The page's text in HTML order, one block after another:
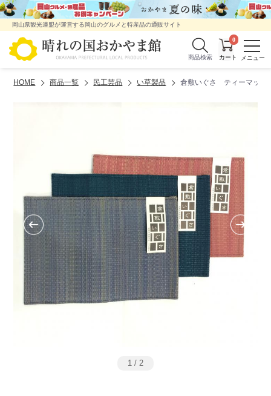
岡山県観光連盟が運営する岡山のグルメと特産品の通販サイト
商品検索
0
HOME 商品一覧 民工芸品 い草製品 倉敷いぐさ ティーマット
1 / 2